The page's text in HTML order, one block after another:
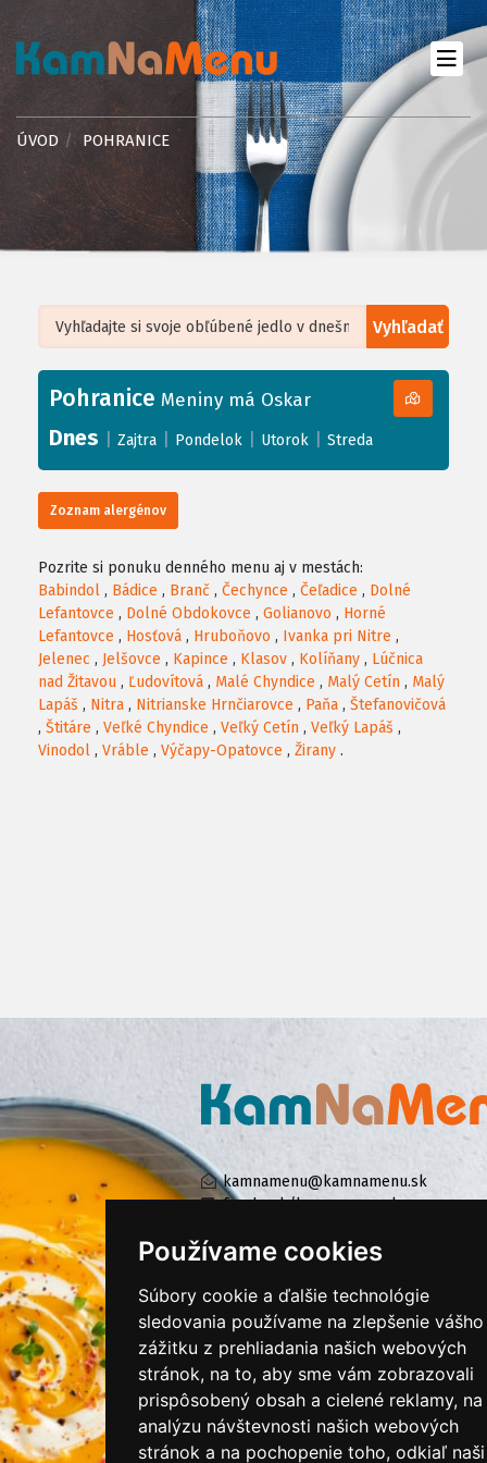
Používame cookies
Súbory cookie a ďalšie technológie
sledovania používame na zlepšenie vášho
zážitku z prehliadania našich webových
stránok, na to, aby sme vám zobrazovali
prispôsobený obsah a cielené reklamy, na
analýzu návštevnosti našich webových
stránok a na pochopenie toho, odkiaľ naši
ÚVOD POHRANICE
Vyhľadať
+
−
Leaflet| ©OpenStreetMap, Tiles courtesy ofHumanitarian OpenStreetMap
Pohranice Meniny má Oskar
Dnes Zajtra Pondelok Utorok Streda
Zoznam alergénov
Pozrite si ponuku denného menu aj v mestách:
Babindol , Bádice , Branč , Čechynce , Čeľadice , Dolné
Lefantovce , Dolné Obdokovce , Golianovo , Horné
Lefantovce , Hosťová , Hruboňovo , Ivanka pri Nitre ,
Jelenec , Jelšovce , Kapince , Klasov , Kolíňany , Lúčnica
nad Žitavou , Ľudovítová , Malé Chyndice , Malý Cetín , Malý
Lapáš , Nitra , Nitrianske Hrnčiarovce , Paňa , Štefanovičová
, Štitáre , Veľké Chyndice , Veľký Cetín , Veľký Lapáš ,
Vinodol , Vráble , Výčapy-Opatovce , Žirany .
kamnamenu@kamnamenu.sk
facebook/kamnamenu.sk
PRIHLÁSIŤ SA DO ZÁKAZNÍCKEJ ZÓNY
Všeobecné obchodné podmienky